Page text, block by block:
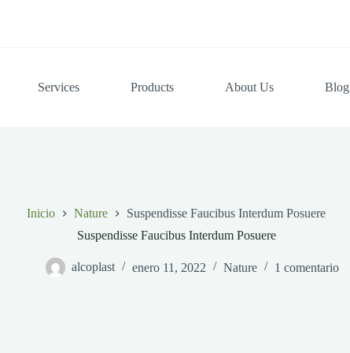
Services Products About Us Blog
Inicio Nature
Suspendisse Faucibus Interdum Posuere
Suspendisse Faucibus Interdum Posuere
alcoplast enero 11, 2022 Nature 1 comentario